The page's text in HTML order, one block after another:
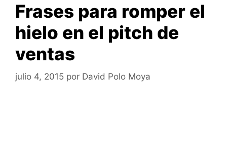
Frases para romper el
hielo en el pitch de
ventas
julio 4, 2015 por David Polo Moya